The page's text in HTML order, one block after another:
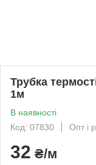
Трубка
1м
В наявності
Код: 07830
Опт і
32 ₴/м